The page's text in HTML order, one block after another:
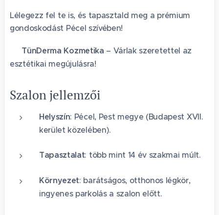
Lélegezz fel te is, és tapasztald meg a prémium
gondoskodást Pécel szívében!
TünDerma Kozmetika – Várlak szeretettel az
esztétikai megújulásra!
Szalon jellemzői
Helyszín: Pécel, Pest megye (Budapest XVII.
kerület közelében).
Tapasztalat: több mint 14 év szakmai múlt.
Környezet: barátságos, otthonos légkör,
ingyenes parkolás a szalon előtt.